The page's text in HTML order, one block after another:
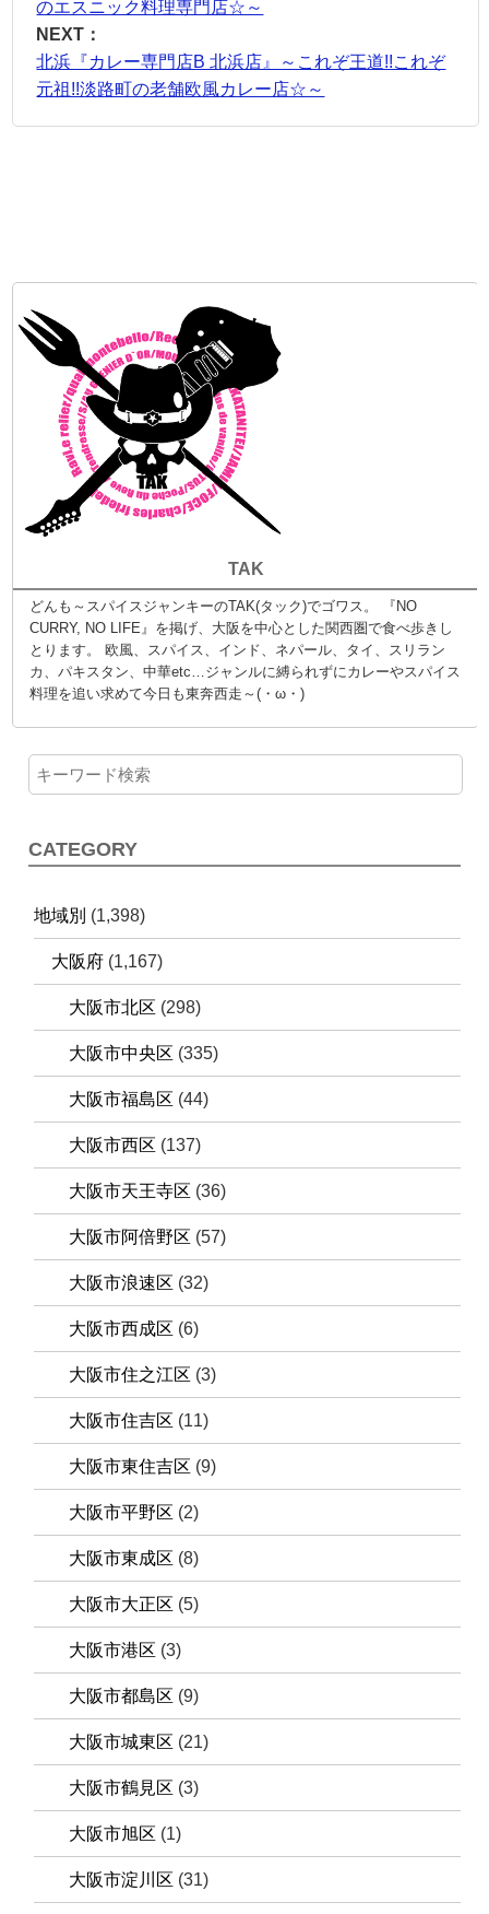
のエスニック料理専門店☆～
NEXT：
北浜『カレー専門店B 北浜店』～これぞ王道!!これぞ
元祖!!淡路町の老舗欧風カレー店☆～
TAK
どんも～スパイスジャンキーのTAK(タック)でゴワス。 『NO
CURRY, NO LIFE』を掲げ、大阪を中心とした関西圏で食べ歩きし
とります。 欧風、スパイス、インド、ネパール、タイ、スリラン
カ、パキスタン、中華etc…ジャンルに縛られずにカレーやスパイス
料理を追い求めて今日も東奔西走～(・ω・)
CATEGORY
地域別 (1,398)
大阪府 (1,167)
大阪市北区 (298)
大阪市中央区 (335)
大阪市福島区 (44)
大阪市西区 (137)
大阪市天王寺区 (36)
大阪市阿倍野区 (57)
大阪市浪速区 (32)
大阪市西成区 (6)
大阪市住之江区 (3)
大阪市住吉区 (11)
大阪市東住吉区 (9)
大阪市平野区 (2)
大阪市東成区 (8)
大阪市大正区 (5)
大阪市港区 (3)
大阪市都島区 (9)
大阪市城東区 (21)
大阪市鶴見区 (3)
大阪市旭区 (1)
大阪市淀川区 (31)